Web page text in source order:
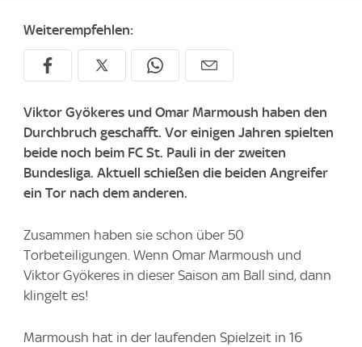
Weiterempfehlen:
Viktor Gyökeres und Omar Marmoush haben den
Durchbruch geschafft. Vor einigen Jahren spielten
beide noch beim FC St. Pauli in der zweiten
Bundesliga. Aktuell schießen die beiden Angreifer
ein Tor nach dem anderen.
Zusammen haben sie schon über 50
Torbeteiligungen. Wenn Omar Marmoush und
Viktor Gyökeres in dieser Saison am Ball sind, dann
klingelt es!
Marmoush hat in der laufenden Spielzeit in 16